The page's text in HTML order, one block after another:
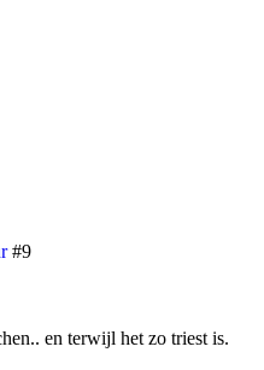
#9
en terwijl het zo triest is.